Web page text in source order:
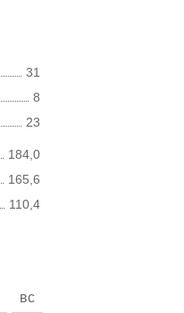
31
8
23
184,0
165,6
110,4
вс